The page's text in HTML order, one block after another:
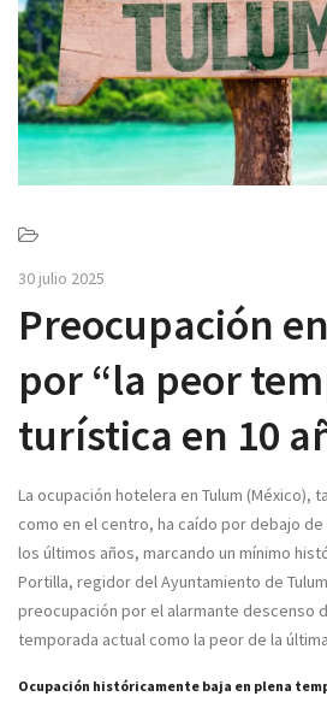
v
i
g
a
t
i
o
30 julio 2025
Preocupación
por “la peor
turística en 10
La ocupación hotelera en Tulum (México),
como en el centro, ha caído por debajo
los últimos años, marcando un mínimo
Portilla, regidor del Ayuntamiento de
preocupación por el alarmante descenso
temporada actual como la peor de la
Ocupación históricamente baja en plena